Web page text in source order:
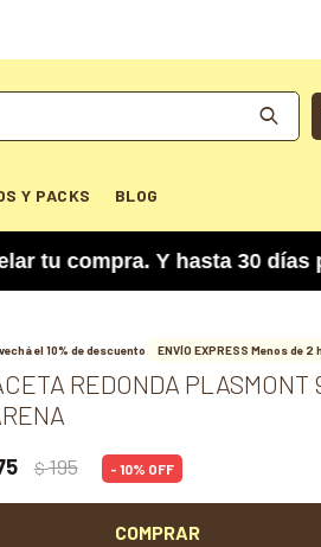
Y PACKS BLOG
Y hasta 30 días
el 10% de descuento ENVÍO EXPRESS Menos de 2
REDONDA PLASMONT
$195 10
COMPRAR